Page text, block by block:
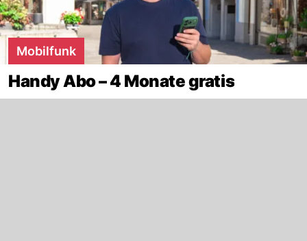
Mobilfunk
Handy Abo – 4 Monate gratis